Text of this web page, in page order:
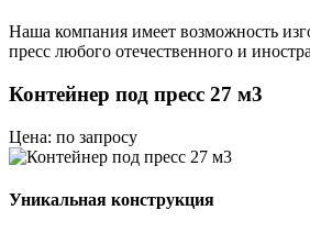
Наша компания имеет возможность
пресс любого отечественного и
Контейнер под пресс 27 м3
Цена: по запросу
Уникальная конструкция